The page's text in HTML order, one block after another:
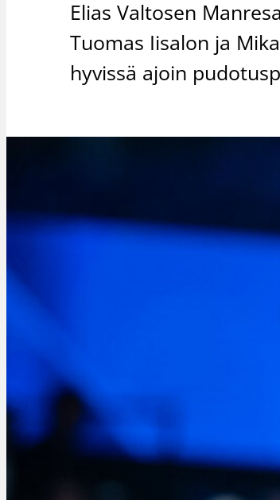
Elias Valtosen
Tuomas Iisalon ja
hyvissä ajoin